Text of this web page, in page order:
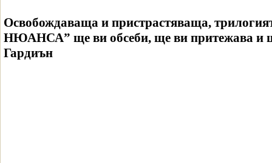
Освобождаваща и пристрастяваща,
НЮАНСА” ще ви обсеби, ще ви притежава и
Гардиън